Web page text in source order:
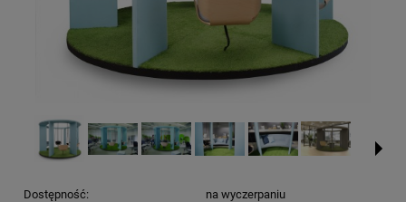
Dostępność:
na wyczerpaniu